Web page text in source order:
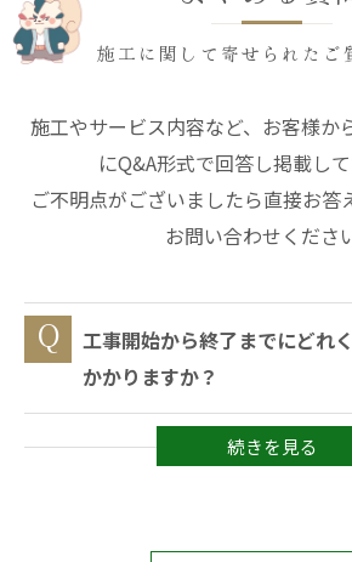
施工に関して寄せられたご
施工やサービス内容など、お客様か
にQ&A形式で回答し掲載して
ご不明点がございましたら直接お答
お問い合わせくださ
工事開始から終了までにどれ
かかりますか？